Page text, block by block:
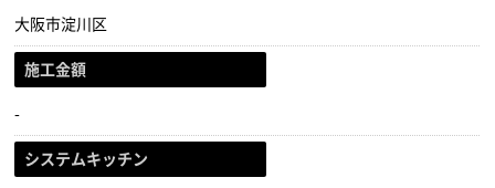
大阪市淀川区
施工金額
-
システムキッチン